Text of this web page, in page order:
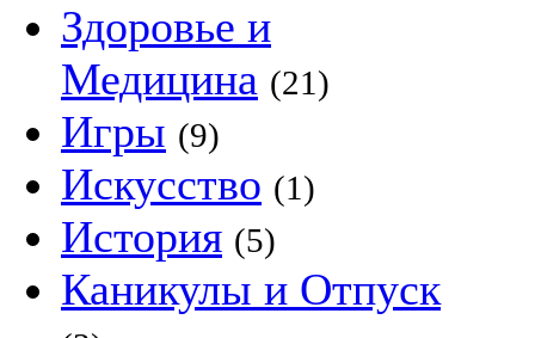
Здоровье и
Медицина (21)
Игры (9)
Искусство (1)
История (5)
Каникулы и Отпуск